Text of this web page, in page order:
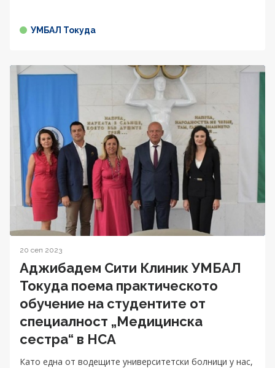
УМБАЛ Токуда
20 сеп 2023
Аджибадем Сити Клиник УМБАЛ
Токуда поема практическото
обучение на студентите от
специалност „Медицинска
сестра“ в НСА
Като една от водещите университетски болници у нас,